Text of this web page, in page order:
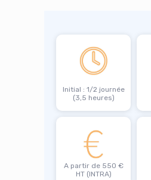
Initial : 1/2 journée
(3,5 heures)
A partir de 550 €
HT (INTRA)